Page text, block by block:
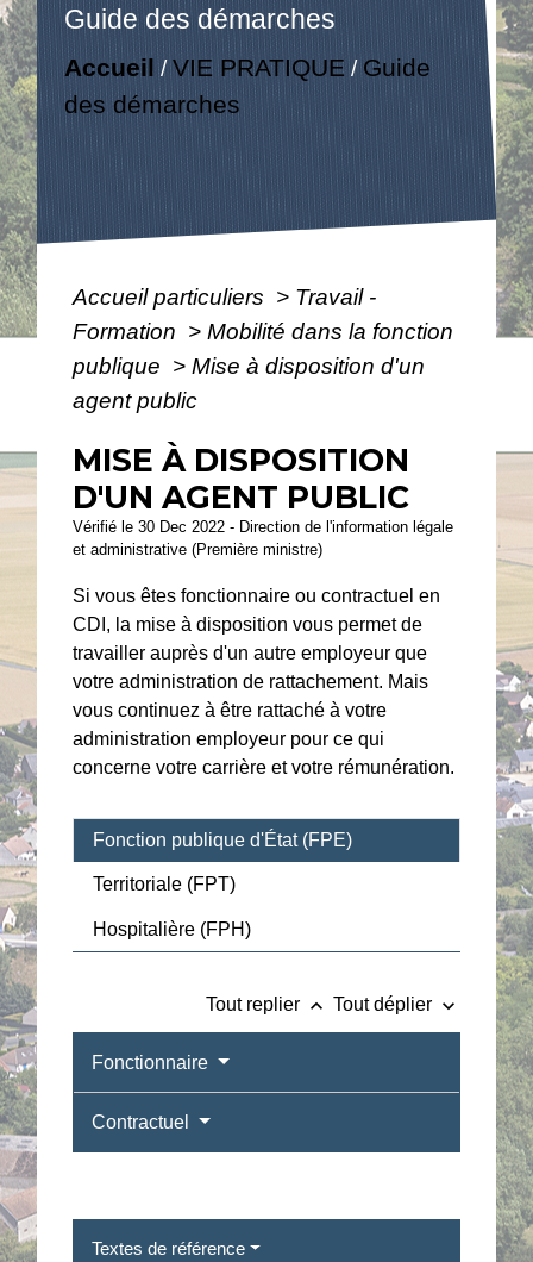
Guide des démarches
Accueil /VIE PRATIQUE / Guide
des démarches
Accueil particuliers > Travail -
Formation > Mobilité dans la fonction
publique > Mise à disposition d'un
agent public
MISE À DISPOSITION
D'UN AGENT PUBLIC
Vérifié le 30 Dec 2022 - Direction de l'information légale
et administrative (Première ministre)
Si vous êtes fonctionnaire ou contractuel en
CDI, la mise à disposition vous permet de
travailler auprès d'un autre employeur que
votre administration de rattachement. Mais
vous continuez à être rattaché à votre
administration employeur pour ce qui
concerne votre carrière et votre rémunération.
Fonction publique d'État (FPE)
Territoriale (FPT)
Hospitalière (FPH)
Tout replier keyboard_arrow_up Tout déplier keyboard_arrow_down
Fonctionnaire
Contractuel
Textes de référence